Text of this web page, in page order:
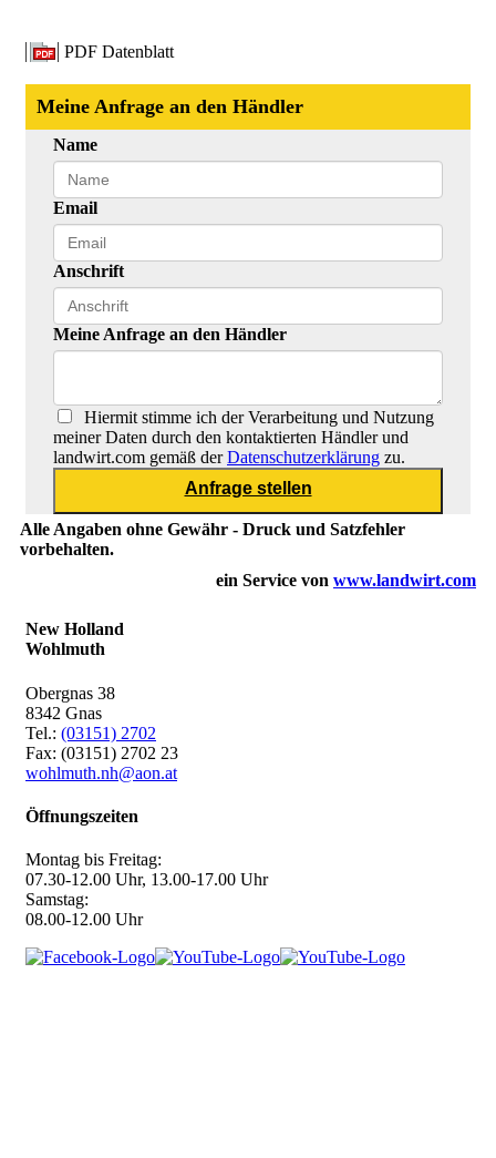
PDF Datenblatt
Meine Anfrage an den Händler
Name
Email
Anschrift
Meine Anfrage an den Händler
Hiermit stimme ich der Verarbeitung und Nutzung
meiner Daten durch den kontaktierten Händler und
landwirt.com gemäß derDatenschutzerklärung zu.
Alle Angaben ohne Gewähr - Druck und Satzfehler
vorbehalten.
ein Service von www.landwirt.com
New Holland
Wohlmuth
Obergnas 38
8342 Gnas
Tel.: (03151) 2702
Fax: (03151) 2702 23
wohlmuth.nh@aon.at
Öffnungszeiten
Montag bis Freitag:
07.30-12.00 Uhr, 13.00-17.00 Uhr
Samstag:
08.00-12.00 Uhr